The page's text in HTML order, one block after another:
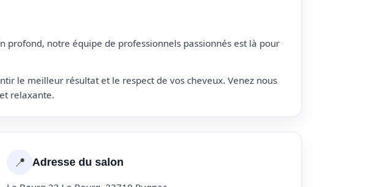
profond, notre équipe de professionnels passionnés est là pour
le meilleur résultat et le respect de vos cheveux. Venez nous
relaxante.
📍 Adresse du salon